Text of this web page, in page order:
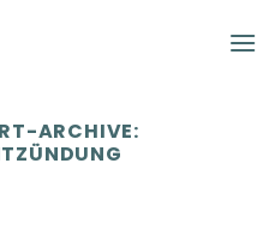
ARCHIVE: